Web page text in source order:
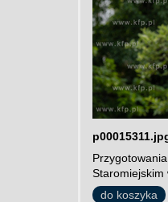
Staromiejskim
do koszyka